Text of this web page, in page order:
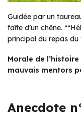
Guidée par un
faîte d’un chêne.
principal du repas du
Morale de
mauvais mentors
Anecdote